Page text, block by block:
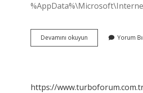
Devamını okuyun
Çubuğu
Yorum
https://